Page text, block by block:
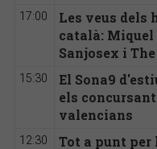
17:00
Les veus dels
català: Miquel
Sanjosex i
15:30
El Sona9
els
valencians
12:30
Tot a punt per